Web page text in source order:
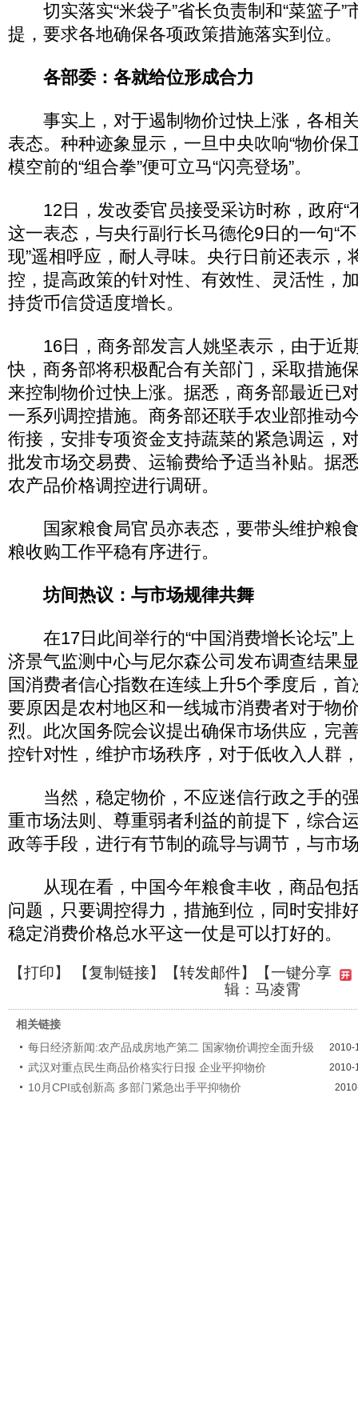
切实落实“米袋子”省长负责制和“菜篮子”
提，要求各地确保各项政策措施落实到位。
各部委：各就给位形成合力
事实上，对于遏制物价过快上涨，各相
表态。种种迹象显示，一旦中央吹响“物价保
模空前的“组合拳”便可立马“闪亮登场”。
12日，发改委官员接受采访时称，政府“
这一表态，与央行副行长马德伦9日的一句“
现”遥相呼应，耐人寻味。央行日前还表示，
控，提高政策的针对性、有效性、灵活性，
持货币信贷适度增长。
16日，商务部发言人姚坚表示，由于近
快，商务部将积极配合有关部门，采取措施
来控制物价过快上涨。据悉，商务部最近已
一系列调控措施。商务部还联手农业部推动
衔接，安排专项资金支持蔬菜的紧急调运，
批发市场交易费、运输费给予适当补贴。据
农产品价格调控进行调研。
国家粮食局官员亦表态，要带头维护粮
粮收购工作平稳有序进行。
坊间热议：与市场规律共舞
在17日此间举行的“中国消费增长论坛”上
济景气监测中心与尼尔森公司发布调查结果
国消费者信心指数在连续上升5个季度后，
要原因是农村地区和一线城市消费者对于物
烈。此次国务院会议提出确保市场供应，完
控针对性，维护市场秩序，对于低收入人群
当然，稳定物价，不应迷信行政之手的
重市场法则、尊重弱者利益的前提下，综合
政等手段，进行有节制的疏导与调节，与市
从现在看，中国今年粮食丰收，商品包
问题，只要调控得力，措施到位，同时安排
稳定消费价格总水平这一仗是可以打好的。
【打印】 【复制链接】【转发邮件】
【一键分享
辑：马凌霄
相关链接
每日经济新闻:农产品成房地产第二 国家物价调控全面升级
2010-
武汉对重点民生商品价格实行日报 企业平抑物价 2010-
10月CPI或创新高 多部门紧急出手平抑物价